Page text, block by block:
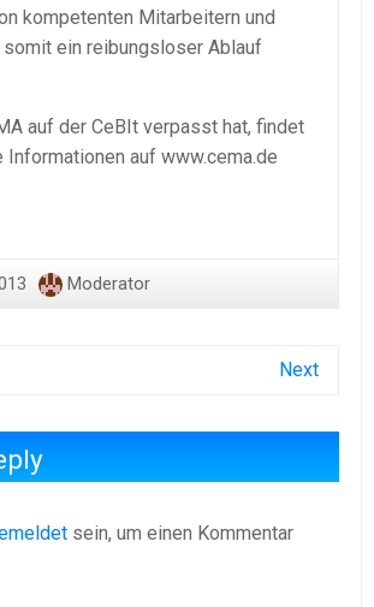
kompetenten Mitarbeitern und
ein reibungsloser Ablauf
auf der CeBIt verpasst hat, findet
Informationen auf www.cema.de
Moderator
Next
sein, um einen Kommentar